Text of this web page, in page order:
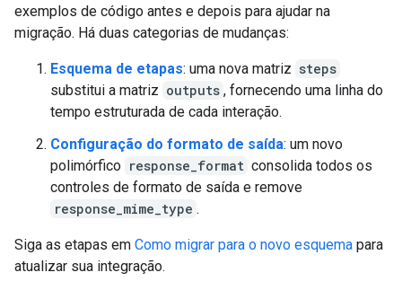
exemplos de código antes e depois para ajudar na
migração. Há duas categorias de mudanças:
Esquema de etapas: uma nova matriz steps
substitui a matriz outputs , fornecendo uma linha do
tempo estruturada de cada interação.
Configuração do formato de saída: um novo
polimórfico response_format consolida todos os
controles de formato de saída e remove
response_mime_type .
Siga as etapas em Como migrar para o novo esquema para
atualizar sua integração.